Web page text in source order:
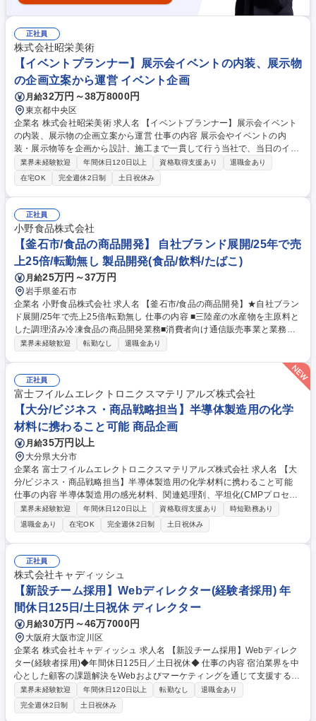
正社員
株式会社昭栄美術
【イベントプランナー】展示会イベントの内装、展示物
の企画立案から運営 イベント企画
月給32万円～38万8000円
東京都中央区
企業名 株式会社昭栄美術 求人名 【イベントプランナー】展示会イベント
の内装、展示物の企画立案から運営 仕事の内容 展示会やイベントの内
装・展示物等を企画から設計、施工まで一貫して行う当社で、当日のイベ
ントのプランニングについて、営業担当と協働し、プランニング及びイベ
ント企画運営をご担当いただきます。 【具体的には】■プランニング全般
／クリエイティブディレクション（社内・社外担当者との対応含む）・コ
ンテンツ制作ディレクション・運営管理 ■予算管理・発注管理※空間ディ
スプレイのみならず、映像コンテンツやデジタルソリューション等の様々
なソリューションを提供しております。【入社後】仕事に慣れて頂いた
後、案件を自走していただく予定です【担当数】1か月あたり平均5～6件
募集職種 【イベントプランナー】展示会イベントの内装、展示物の企画立
案から運営
業界未経験歓迎 年間休日120日以上 資格取得支援あり
退職金あり
在宅OK
完全週休2日制 土日祝休み
正社員
小野食品株式会社
【釜石市/食品の商品開発】 自社ブランド展開/25年で売
上25倍/転勤無し 製品開発(食品/飲料/たばこ)
月給25万円～37万円
岩手県釜石市
企業名 小野食品株式会社 求人名 【釜石市/食品の商品開発】★自社ブラン
ド展開/25年で売上25倍/転勤無し 仕事の内容 ■三陸産の水産物を主原料と
した調理済み冷凍食品の商品開発業務■消費者向け通信販売事業と業務用
食品事業の両方に向けた商品開発■メニュー試作、改良の企画提案、レシ
は、季節に合った様々なお魚料理の提案強化を担っていただきます。業務
向け事業においては、現在全国の高齢者施設や病院向けに、調理済み魚メ
ニューの需要が急増している背景から、毎日の食事に向けた様々な商品提
案をお任せします。商品開発部は、業務用と消費者ルートの両方に向けた
業務を行っており、調理経験を活かした提案力を発揮していただくことを
期待しています。 募集職種 【釜石市/食品の商品開発】★自社ブランド展
開/25年で売上25倍/転勤無し
業界未経験歓迎 転勤なし 退職金あり
正社員
富士フイルムエレクトロニクスマテリアルズ株式会社
【大分/ビジネス・商品戦略担当】半導体製造用の化学
材料に携わること可能 商品企画
月給35万円以上
大分県大分市
企業名 富士フイルムエレクトロニクスマテリアルズ株式会社 求人名 【大
分/ビジネス・商品戦略担当】半導体製造用の化学材料に携わること可能
仕事の内容 半導体製造用の感光材料、関連処理剤、平坦化(CMPプロセス)
材料、イメージセンサー用カラーフィルタ材料など多彩な材料製品を展開
しており、新たなビジネス創出と既存事業の維持拡大を推進いただきま
す。 ■成長著しいアジア市場やワールドワイドな商品企画およびマーケテ
ィング活動 ■顧客課題の把握と製品企画 ■市場調査を通じた新規ビジネス
創出および既存ビジネスの維持拡大 募集職種 【大分/ビジネス・商品戦略
担当】半導体製造用の化学材料に携わること可能
業界未経験歓迎 年間休日120日以上 資格取得支援あり
時短勤務あり
退職金あり
在宅OK 完全週休2日制 土日祝休み
正社員
株式会社キャディッシュ
【新設チーム採用】Webディレクター(経験者採用) 年
間休日125日/土日祝休 ディレクター
月給30万円～46万7000円
大阪府大阪市淀川区
企業名 株式会社キャディッシュ 求人名 【新設チーム採用】Webディレク
ター(経験者採用)◆年間休日125日／土日祝休◆ 仕事の内容 宿泊業界を中
心とした顧客の課題解決をWebおよびマーケティングを通じて支援するデ
ィレクターです。北海道から沖縄まで顧客訪問があり、温泉・料理・周辺
観光などを体験し、その魅力を自分の言葉で発信できます。 ・宿泊施設、
DMO、観光協会などへのWebサイト制作ディレクション （要件定義、企
業界未経験歓迎 年間休日120日以上 転勤なし
退職金あり
完全週休2日制
土日祝休み